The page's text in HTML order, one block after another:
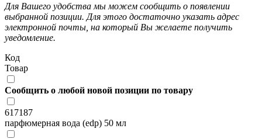
Для Вашего удобства мы можем сообщить о появлении
выбранной позиции. Для этого достаточно указать адрес
электронной почты, на который Вы желаете получить
уведомление.
Код
Товар
Сообщить о любой новой позиции по товару
617187
парфюмерная вода (edp) 50 мл